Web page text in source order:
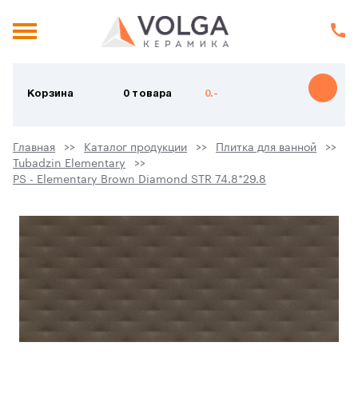
Корзина 0 товара 0.-
Главная Каталог продукции
Плитка для ванной
Tubadzin Elementary
PS - Elementary Brown Diamond STR 74.8*29.8